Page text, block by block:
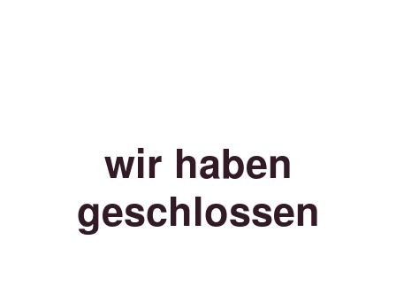
wir haben
geschlossen